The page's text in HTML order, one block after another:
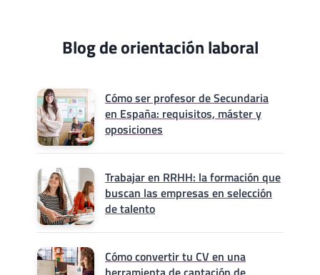
Blog de orientación laboral
Cómo ser profesor de Secundaria
en España: requisitos, máster y
oposiciones
Trabajar en RRHH: la formación que
buscan las empresas en selección
de talento
Cómo convertir tu CV en una